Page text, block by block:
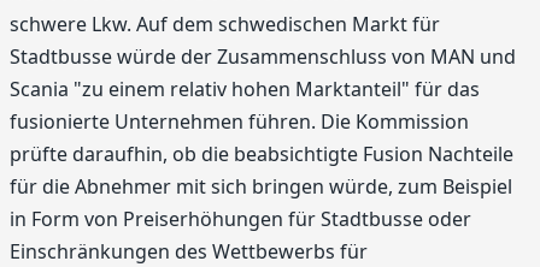
schwere Lkw. Auf dem schwedischen Markt für
Stadtbusse würde der Zusammenschluss von MAN und
Scania "zu einem relativ hohen Marktanteil" für das
fusionierte Unternehmen führen. Die Kommission
prüfte daraufhin, ob die beabsichtigte Fusion Nachteile
für die Abnehmer mit sich bringen würde, zum Beispiel
in Form von Preiserhöhungen für Stadtbusse oder
Einschränkungen des Wettbewerbs für